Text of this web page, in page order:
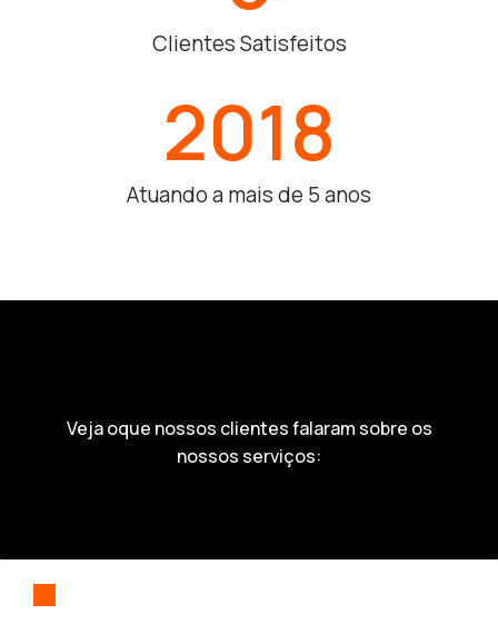
Clientes Satisfeitos
Atuando a mais de 5 anos
2018
Veja oque nossos clientes falaram sobre os
nossos serviços: